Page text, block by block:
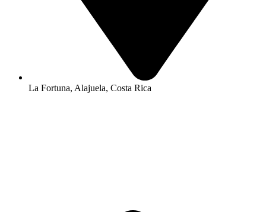
La Fortuna, Alajuela, Costa Rica